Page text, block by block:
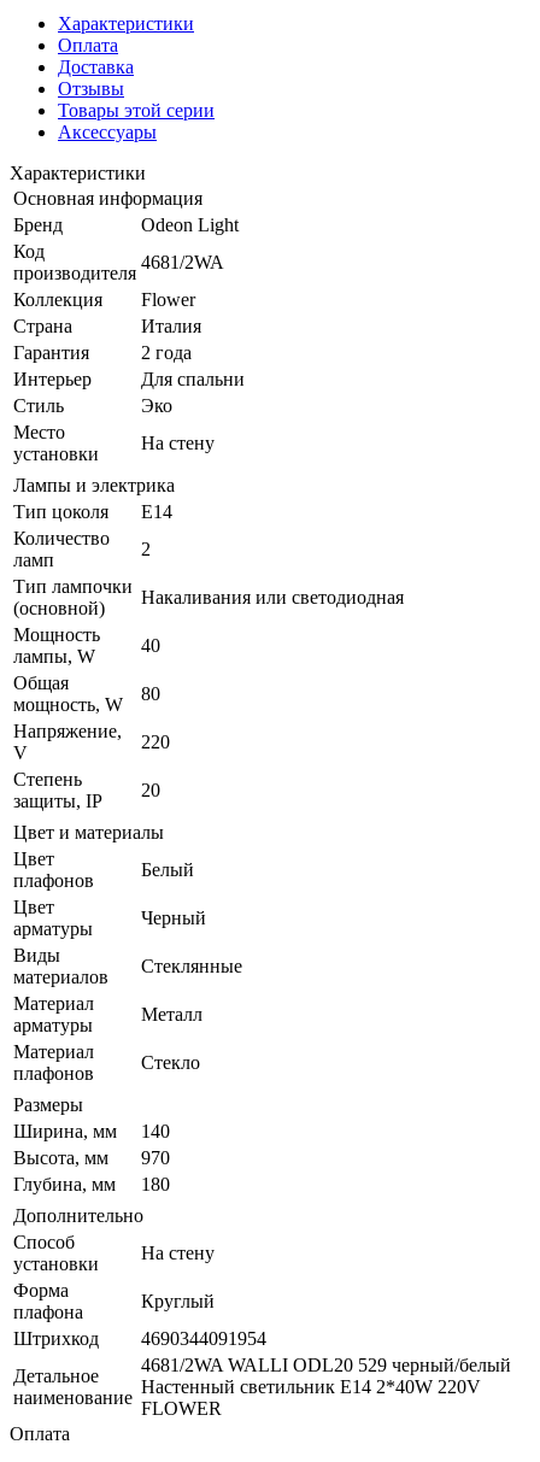
Характеристики
Оплата
Доставка
Отзывы
Товары этой серии
Аксессуары
Характеристики
Основная информация
Бренд
Odeon Light
Код
производителя
4681/2WA
Коллекция
Flower
Страна
Италия
Гарантия
2 года
Интерьер
Для спальни
Стиль
Эко
Место
установки
На стену
Лампы и электрика
Тип цоколя
E14
Количество
ламп
2
Тип лампочки
(основной)
Накаливания или светодиодная
Мощность
лампы, W
40
Общая
мощность, W
80
Напряжение,
V
220
Степень
защиты, IP
20
Цвет и материалы
Цвет
плафонов
Белый
Цвет
арматуры
Черный
Виды
материалов
Стеклянные
Материал
арматуры
Металл
Материал
плафонов
Стекло
Размеры
Ширина, мм
140
Высота, мм
970
Глубина, мм
180
Дополнительно
Способ
установки
На стену
Форма
плафона
Круглый
Штрихкод
4690344091954
Детальное
наименование
4681/2WA WALLI ODL20 529 черный/белый
Настенный светильник E14 2*40W 220V
FLOWER
Оплата